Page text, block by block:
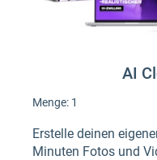
AI
Menge: 1
Erstelle deinen
Minuten Fotos und